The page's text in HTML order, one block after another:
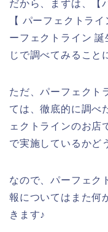
だから、まずは、【
【 パーフェクトラ
ーフェクトライン
じで調べてみること
ただ、パーフェクト
ては、徹底的に調べ
ェクトラインのお店
で実施しているかど
なので、パーフェク
報についてはまた何
きます♪